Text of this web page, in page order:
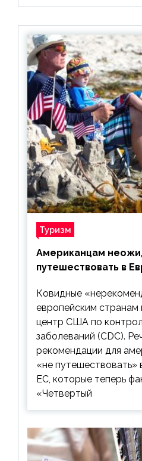
Туризм
Американцам
путешествовать в
Ковидные
европейским
центр США по
заболеваний (CDC).
рекомендации для
«не путешествовать»
ЕС, которые теперь
«Четвертый